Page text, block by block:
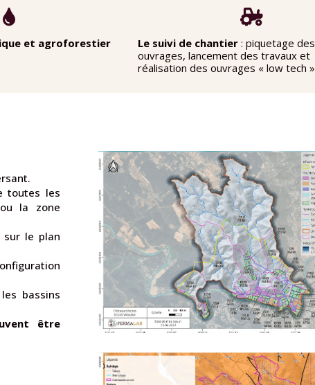

et agroforestier

Le suivi de chantier: piquetage des
ouvrages, lancement des travaux et
réalisation des ouvrages « low tech »
toutes les
la zone
sur le plan
bassins
être